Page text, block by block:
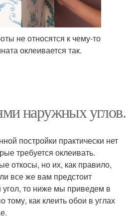
не относятся к чему-то
оклеивается так.
наружных углов.
постройки практически нет
требуется оклеивать.
откосы, но их, как правило,
все же вам предстоит
то ниже мы приведем в
как клеить обои в углах